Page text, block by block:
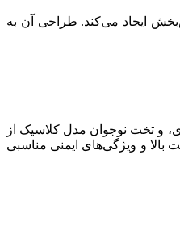
ایجاد می‌کند. طراحی آن به
و تخت نوجوان مدل کلاسیک از
بالا و ویژگی‌های ایمنی مناسبی